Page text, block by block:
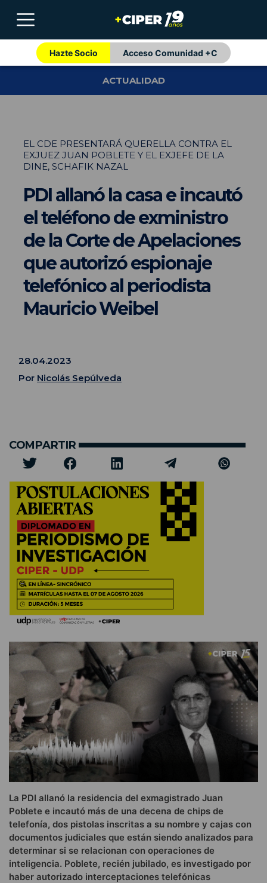
Hazte Socio Acceso Comunidad +C
ACTUALIDAD
EL CDE PRESENTARÁ QUERELLA CONTRA EL
EXJUEZ JUAN POBLETE Y EL EXJEFE DE LA
DINE, SCHAFIK NAZAL
PDI allanó la casa e incautó
el teléfono de exministro
de la Corte de Apelaciones
que autorizó espionaje
telefónico al periodista
Mauricio Weibel
28.04.2023
Por Nicolás Sepúlveda
COMPARTIR
La PDI allanó la residencia del exmagistrado Juan
Poblete e incautó más de una decena de chips de
telefonía, dos pistolas inscritas a su nombre y cajas con
documentos judiciales que están siendo analizados para
determinar si se relacionan con operaciones de
inteligencia. Poblete, recién jubilado, es investigado por
haber autorizado interceptaciones telefónicas